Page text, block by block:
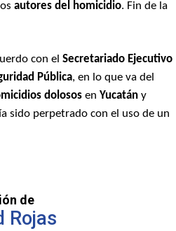
autores del homicidio. Fin de la
con elSecretariado Ejecutivo
Pública, en lo que va del
dolosos enYucatán y
sido perpetrado con el uso de un
de
Rojas